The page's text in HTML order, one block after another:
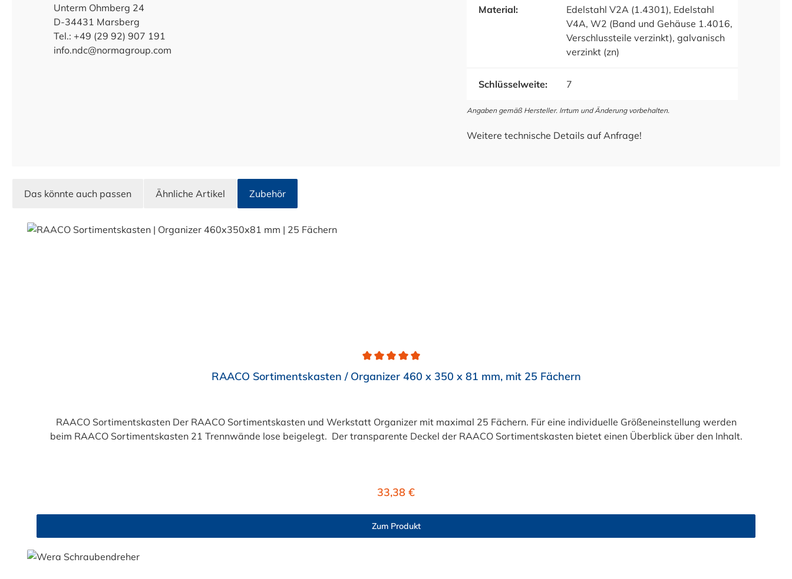
Unterm Ohmberg 24
D-34431 Marsberg
Tel.: +49 (29 92) 907 191
info.ndc@normagroup.com
Material:
Edelstahl V2A (1.4301), Edelstahl
V4A, W2 (Band und Gehäuse 1.4016,
Verschlussteile verzinkt), galvanisch
verzinkt (zn)
Schlüsselweite: 7
Angaben gemäß Hersteller. Irrtum und Änderung vorbehalten.
Weitere technische Details auf Anfrage!
Das könnte auch passen Ähnliche Artikel Zubehör
Produktgalerie überspringen
Durchschnittliche Bewertung von 5 von 5 SternenRAACO Sortimentskasten / Organizer 460 x 350 x 81 mm, mit 25 Fächern
RAACO Sortimentskasten Der RAACO Sortimentskasten und Werkstatt Organizer mit maximal 25 Fächern. Für eine individuelle Größeneinstellung werden
beim RAACO Sortimentskasten 21 Trennwände lose beigelegt. Der transparente Deckel der RAACO Sortimentskasten bietet einen Überblick über den Inhalt.
Regulärer Preis:
33,38 €
Zum Produkt